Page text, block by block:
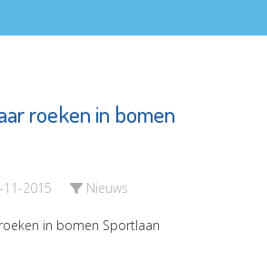
roeken in bomen
11-2015 Nieuws